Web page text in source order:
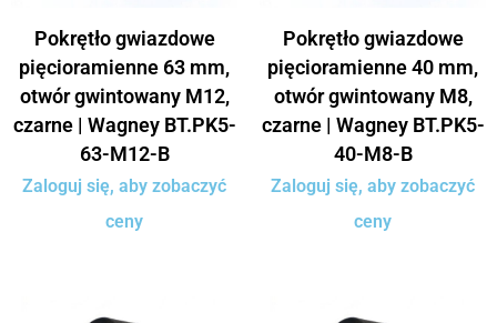
Pokrętło gwiazdowe
pięcioramienne 63 mm,
otwór gwintowany M12,
czarne | Wagney BT.PK5-
63-M12-B
Zaloguj się, aby zobaczyć
ceny
Pokrętło gwiazdowe
pięcioramienne 40 mm,
otwór gwintowany M8,
czarne | Wagney BT.PK5-
40-M8-B
Zaloguj się, aby zobaczyć
ceny